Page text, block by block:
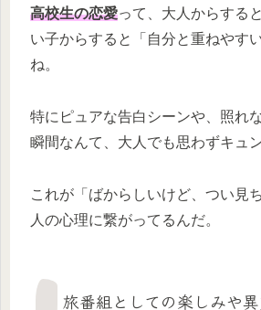
高校生の恋愛って、大人からする
い子からすると「自分と重ねやす
ね。
特にピュアな告白シーンや、照れ
瞬間なんて、大人でも思わずキュ
これが「ばからしいけど、つい見
人の心理に繋がってるんだ。
旅番組としての楽しみや